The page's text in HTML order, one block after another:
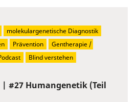
#27 Humangenetik (Teil
molekulargenetische Diagnostik
Prävention
Gentherapie /
Blind verstehen